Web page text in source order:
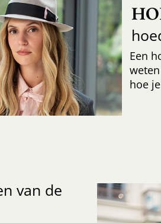
Een
hoe
van de